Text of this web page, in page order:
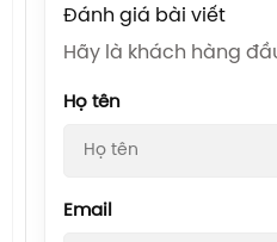
Đánh giá bài viết
Hãy là khách hàng
Họ tên
Email